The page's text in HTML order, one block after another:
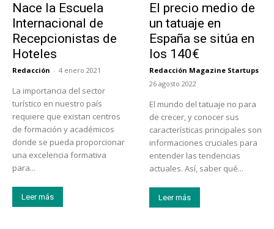
Nace la Escuela
Internacional de
Recepcionistas de
Hoteles
Redacción - 4 enero 2021
La importancia del sector
turístico en nuestro país
requiere que existan centros
de formación y académicos
donde se pueda proporcionar
una excelencia formativa
para...
Leer más
El precio medio de
un tatuaje en
España se sitúa en
los 140€
Redacción Magazine Startups
-
26 agosto 2022
El mundo del tatuaje no para
de crecer, y conocer sus
características principales son
informaciones cruciales para
entender las tendencias
actuales. Así, saber qué...
Leer más